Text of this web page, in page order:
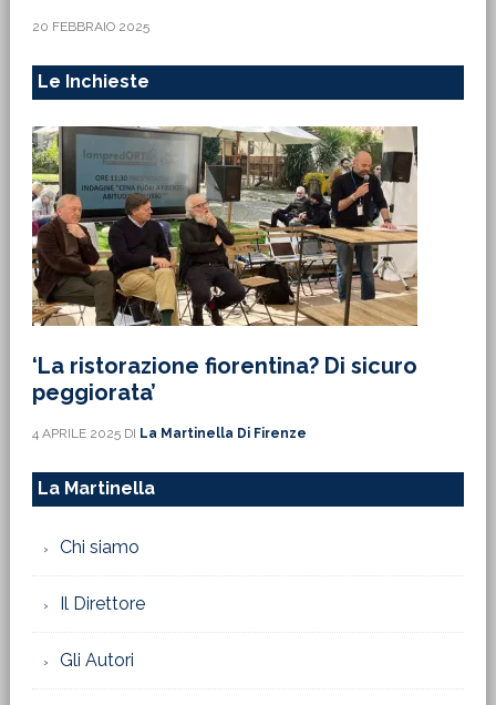
20 FEBBRAIO 2025
Le Inchieste
‘La ristorazione fiorentina? Di sicuro
peggiorata’
4 APRILE 2025DI La Martinella Di Firenze
La Martinella
Chi siamo
Il Direttore
Gli Autori